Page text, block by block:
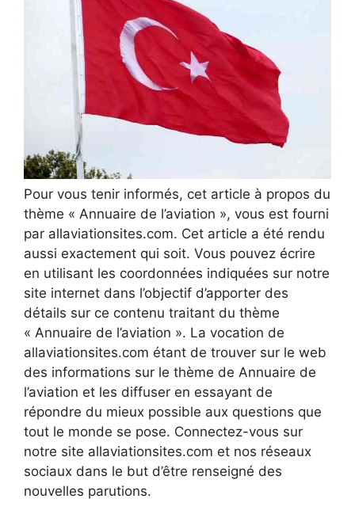
Pour vous tenir informés, cet article à propos du
thème « Annuaire de l’aviation », vous est fourni
par allaviationsites.com. Cet article a été rendu
aussi exactement qui soit. Vous pouvez écrire
en utilisant les coordonnées indiquées sur notre
site internet dans l’objectif d’apporter des
détails sur ce contenu traitant du thème
« Annuaire de l’aviation ». La vocation de
allaviationsites.com étant de trouver sur le web
des informations sur le thème de Annuaire de
l’aviation et les diffuser en essayant de
répondre du mieux possible aux questions que
tout le monde se pose. Connectez-vous sur
notre site allaviationsites.com et nos réseaux
sociaux dans le but d’être renseigné des
nouvelles parutions.